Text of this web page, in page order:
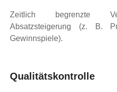
Zeitlich begrenzte
Absatzsteigerung (z. B.
Gewinnspiele).
Qualitätskontrolle